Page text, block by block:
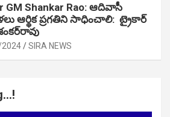
GM Shankar Rao: ఆదివాసీ
ఆర్థిక ప్రగతిని సాధించాలి: ట్రైకార్
SIRA NEWS